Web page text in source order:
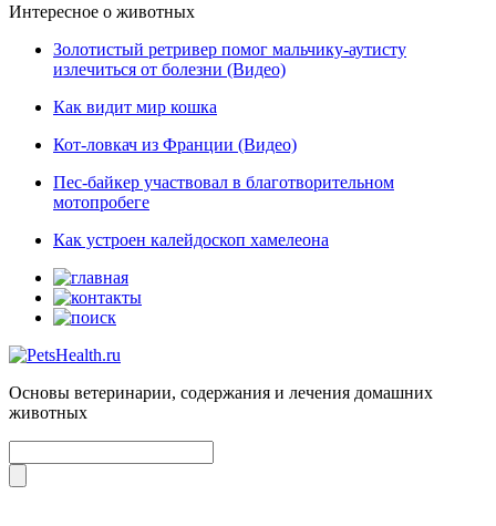
Интересное о животных
Золотистый ретривер помог мальчику-аутисту
излечиться от болезни (Видео)
Как видит мир кошка
Кот-ловкач из Франции (Видео)
Пес-байкер участвовал в благотворительном
мотопробеге
Как устроен калейдоскоп хамелеона
Основы ветеринарии, содержания и лечения домашних
животных